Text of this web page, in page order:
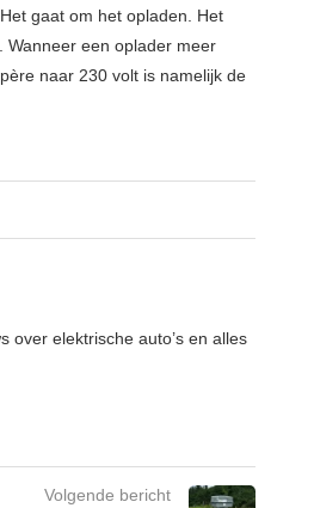
gaat om het opladen. Het
Wanneer een oplader meer
naar 230 volt is namelijk de
over elektrische auto’s en alles
Volgende bericht